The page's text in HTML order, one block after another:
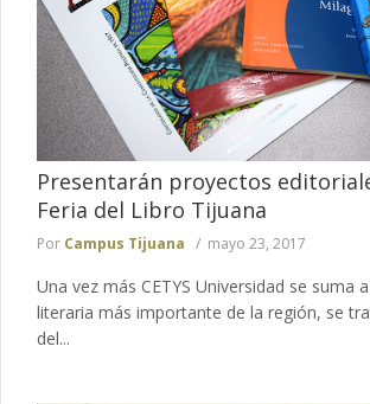
Presentarán proyectos
Feria del Libro Tijuana
Por Campus Tijuana mayo 23, 2017
Una vez más CETYS Universidad se suma
literaria más importante de la región, se
del...